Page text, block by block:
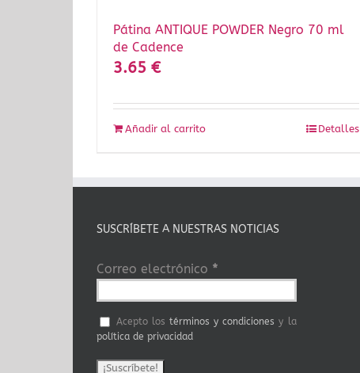
Pátina ANTIQUE POWDER Negro 70 ml
de Cadence
3.65 €
Añadir al carrito Detalles
SUSCRÍBETE A NUESTRAS NOTICIAS
Correo electrónico *
Acepto lostérminos y condiciones y la
política de privacidad